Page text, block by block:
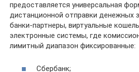
предоставляется универсальная
дистанционной отправки денежных
банки-партнеры, виртуальные
электронные системы, где
лимитный диапазон фиксированные:
Сбербанк;